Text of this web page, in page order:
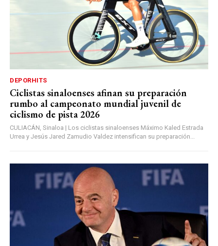
DEPORHITS
Ciclistas sinaloenses afinan su preparación
rumbo al campeonato mundial juvenil de
ciclismo de pista 2026
CULIACÁN, Sinaloa | Los ciclistas sinaloenses Máximo Kaled Estrada
Urrea y Jesús Jared Zamudio Valdez intensifican su preparación...